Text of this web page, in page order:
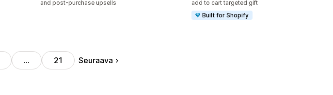
and post-purchase upsells
add to cart targeted gift
Built for Shopify
… 21 Seuraava